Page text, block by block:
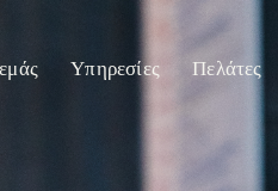
Υπηρεσίες Πελάτες